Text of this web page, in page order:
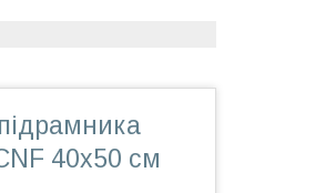
40х50 см